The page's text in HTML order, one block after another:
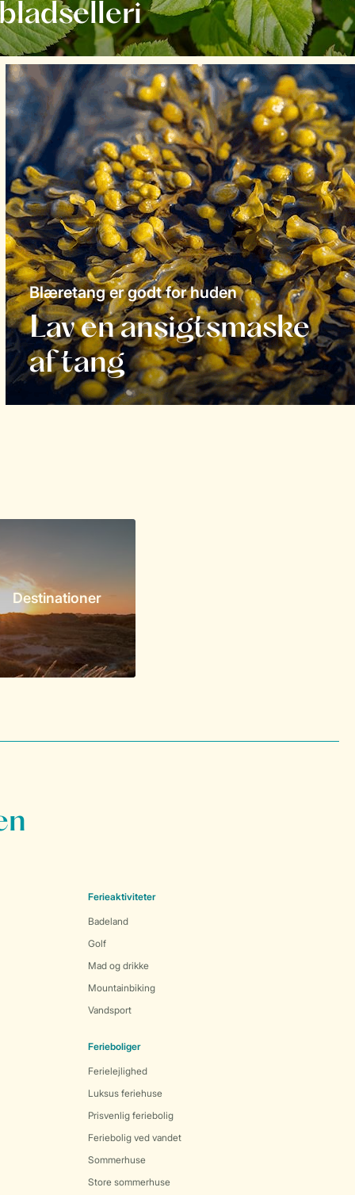
Lav en ansigtsmaske
af tang
Blæretang er godt for huden
Destinationer
Ferieaktiviteter
Badeland
Golf
Mad og drikke
Mountainbiking
Vandsport
Ferieboliger
Ferielejlighed
Luksus feriehuse
Prisvenlig feriebolig
Feriebolig ved vandet
Sommerhuse
Store sommerhuse